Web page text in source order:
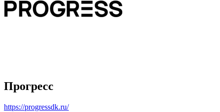
Прогресс
https://progressdk.ru/